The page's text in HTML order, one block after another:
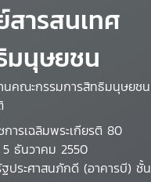
ารสนเทศ
มนุษยชน
นคณะกรรมการสิทธิมนุษยชน
การเฉลิมพระเกียรติ 80
ธันวาคม 2550
ฐประศาสนภักดี (อาคารบี) ชั้น